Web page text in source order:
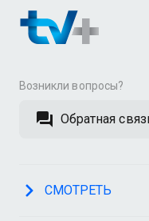
Возникли вопросы?
Обратная
СМОТРЕТЬ